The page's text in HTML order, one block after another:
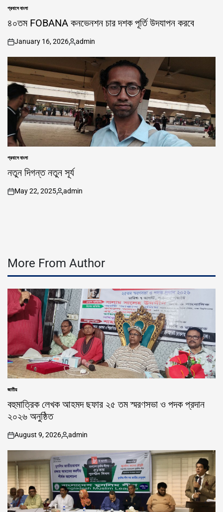
POSTED
প্রবাসে বাংলা
৪০তম FOBANA কনভেনশন চার দশক পূর্তি উদযাপন করবে
on
January 16, 2026
Posted
by
admin
POSTED
প্রবাসে বাংলা
নতুন দিগন্ত নতুন সূর্য
on
May 22, 2025
Posted
admin
More From Author
POSTED
জাতীয়
বহুমাত্রিক লেখক আহমদ ছফার ২৫ তম স্মরণসভা ও পদক প্রদান
২০২৬ অনুষ্ঠিত
on
August 9, 2026
Posted
by
admin